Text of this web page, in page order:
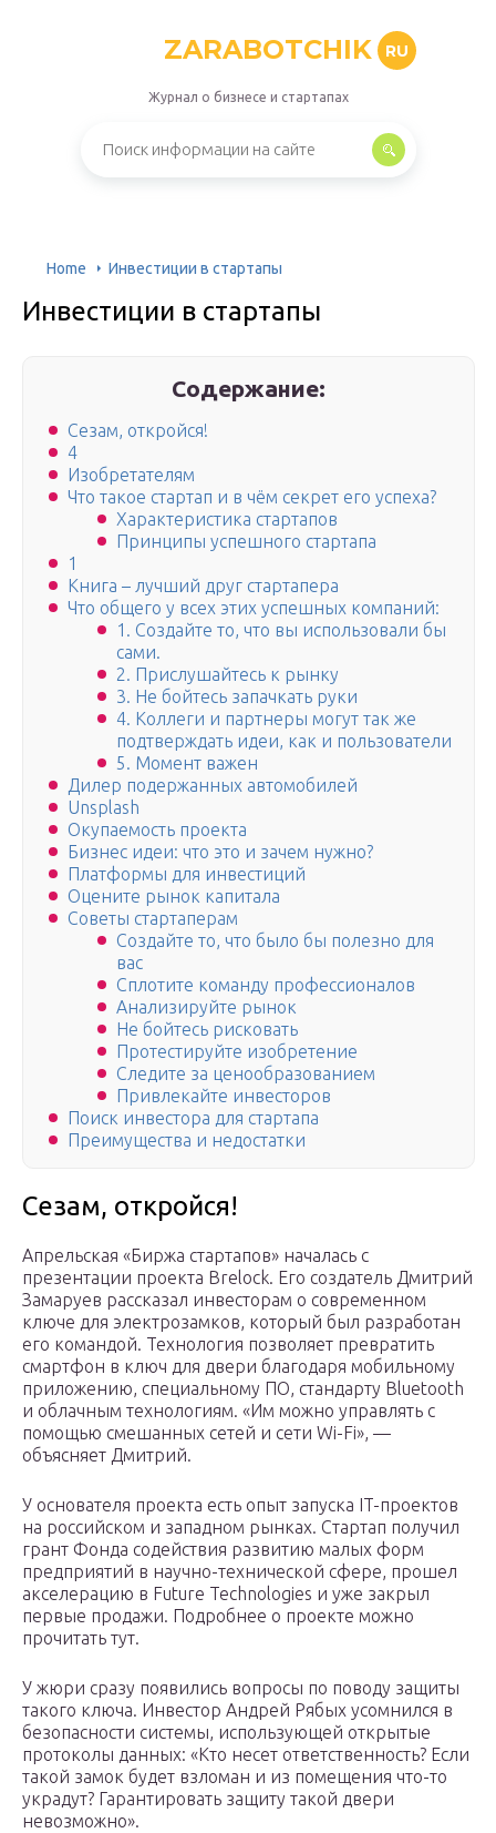
ZARABOTCHIK RU
Журнал о бизнесе и стартапах
Home Инвестиции в стартапы
Инвестиции в стартапы
Содержание:
Сезам, откройся!
4
Изобретателям
Что такое стартап и в чём секрет его успеха?
Характеристика стартапов
Принципы успешного стартапа
1
Книга – лучший друг стартапера
Что общего у всех этих успешных компаний:
1. Создайте то, что вы использовали бы
сами.
2. Прислушайтесь к рынку
3. Не бойтесь запачкать руки
4. Коллеги и партнеры могут так же
подтверждать идеи, как и пользователи
5. Момент важен
Дилер подержанных автомобилей
Unsplash
Окупаемость проекта
Бизнес идеи: что это и зачем нужно?
Платформы для инвестиций
Оцените рынок капитала
Советы стартаперам
Создайте то, что было бы полезно для
вас
Сплотите команду профессионалов
Анализируйте рынок
Не бойтесь рисковать
Протестируйте изобретение
Следите за ценообразованием
Привлекайте инвесторов
Поиск инвестора для стартапа
Преимущества и недостатки
Сезам, откройся!
Апрельская «Биржа стартапов» началась с
презентации проекта Brelock. Его создатель Дмитрий
Замаруев рассказал инвесторам о современном
ключе для электрозамков, который был разработан
его командой. Технология позволяет превратить
смартфон в ключ для двери благодаря мобильному
приложению, специальному ПО, стандарту Bluetooth
и облачным технологиям. «Им можно управлять с
помощью смешанных сетей и сети Wi-Fi», —
объясняет Дмитрий.
У основателя проекта есть опыт запуска IT-проектов
на российском и западном рынках. Стартап получил
грант Фонда содействия развитию малых форм
предприятий в научно-технической сфере, прошел
акселерацию в Future Technologies и уже закрыл
первые продажи. Подробнее о проекте можно
прочитать тут.
У жюри сразу появились вопросы по поводу защиты
такого ключа. Инвестор Андрей Рябых усомнился в
безопасности системы, использующей открытые
протоколы данных: «Кто несет ответственность? Если
такой замок будет взломан и из помещения что-то
украдут? Гарантировать защиту такой двери
невозможно».